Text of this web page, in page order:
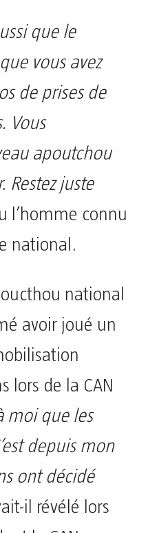
que le
vous avez
de prises de
Vous
apoutchou
Restez juste
l’homme connu
national.
national
avoir joué un
lors de la CAN
moi que les
depuis mon
ont décidé
il révélé lors